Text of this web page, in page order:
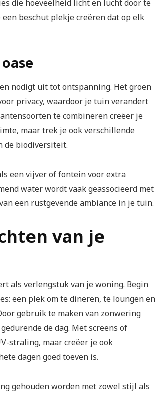
die hoeveelheid licht en lucht door te
beschut plekje creëren dat op elk
nodigt uit tot ontspanning. Het groen
privacy, waardoor je tuin verandert
te combineren creëer je
maar trek je ook verschillende
de biodiversiteit.
een vijver of fontein voor extra
water wordt vaak geassocieerd met
een rustgevende ambiance in je tuin.
van je
als verlengstuk van je woning. Begin
een plek om te dineren, te loungen en
gebruik te maken van zonwering
de dag. Met screens of
straling, maar creëer je ook
dagen goed toeven is.
gehouden worden met zowel stijl als